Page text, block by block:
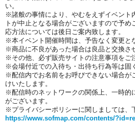
い。
※諸般の事情により、やむをえずイベント
トが中止となる場合がございますので予
応方法については後日ご案内致します。
※本イベント開催時間は、予告なく変更と
※商品に不良があった場合は良品と交換さ
※その他、必ず販売サイトの注意事項をご
※会場付近での入待ち・出待ち行為等は固
※配信内でお名前をお呼びできない場合が
けいたします。
※配信時のネットワークの関係上、一時的
がございます。
※プライバシーポリシーに関しましては、
https://www.sofmap.com/contents/